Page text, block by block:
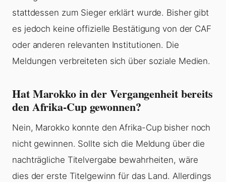
stattdessen zum Sieger erklärt wurde. Bisher gibt
es jedoch keine offizielle Bestätigung von der CAF
oder anderen relevanten Institutionen. Die
Meldungen verbreiteten sich über soziale Medien.
Hat Marokko in der Vergangenheit bereits
den Afrika-Cup gewonnen?
Nein, Marokko konnte den Afrika-Cup bisher noch
nicht gewinnen. Sollte sich die Meldung über die
nachträgliche Titelvergabe bewahrheiten, wäre
dies der erste Titelgewinn für das Land. Allerdings